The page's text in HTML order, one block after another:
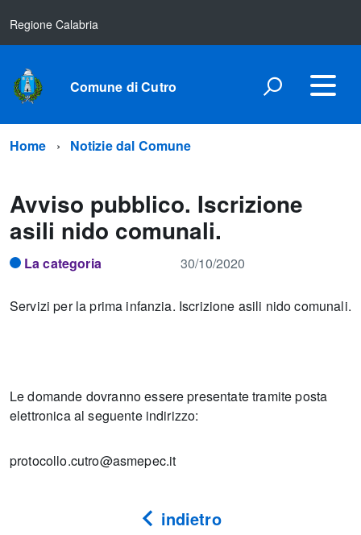
Regione Calabria
Comune di Cutro
Home Notizie dal Comune
Avviso pubblico. Iscrizione
asili nido comunali.
La categoria 30/10/2020
Servizi per la prima infanzia. Iscrizione asili nido comunali.
Le domande dovranno essere presentate tramite posta
elettronica al seguente indirizzo:
protocollo.cutro@asmepec.it
indietro